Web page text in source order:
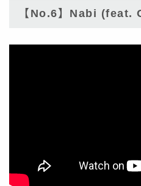
【No.6】Nabi (feat.